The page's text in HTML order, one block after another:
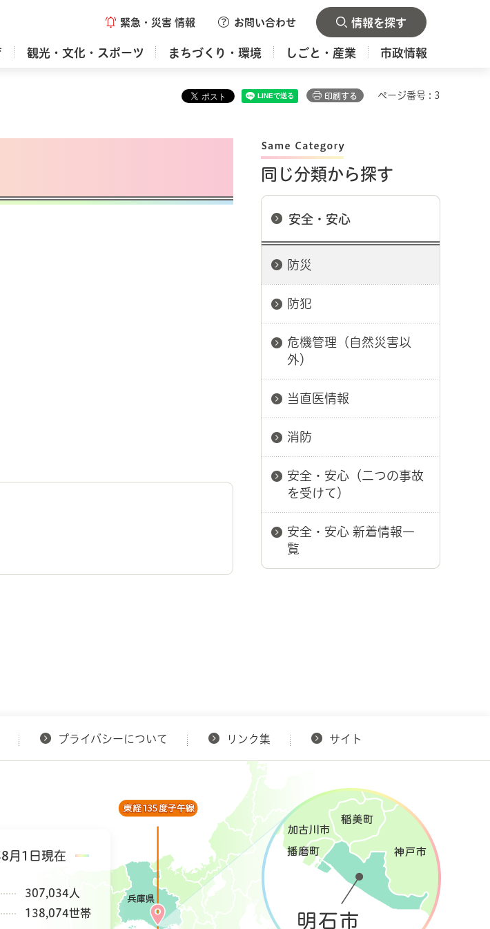
緊急・災害 情報 お問い合わせ 情報を探す
観光・文化・スポーツ まちづくり・環境 しごと・産業 市政情報
印刷する ページ番号 : 3
同じ分類から探す
安全・安心
防災
防犯
危機管理（自然災害以
外）
当直医情報
消防
安全・安心（二つの事故
を受けて）
安全・安心 新着情報一
覧
プライバシーについて リンク集 サイト
月1日現在
307,034人
138,074世帯